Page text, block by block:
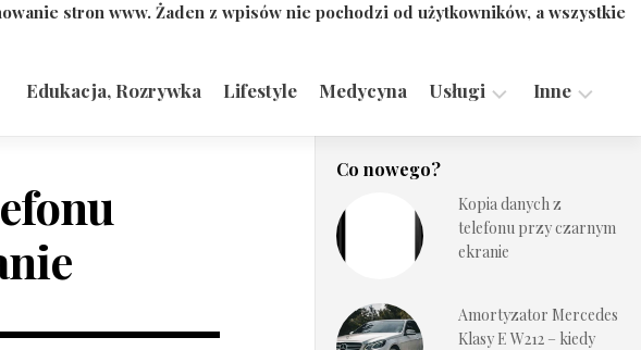
stron www. Żaden z wpisów nie pochodzi od użytkowników, a wszystkie
Edukacja, Rozrywka Lifestyle Medycyna Usługi
Technologie
Inne
Co nowego?
Kopia danych z
telefonu przy czarnym
ekranie
Amortyzator Mercedes
Klasy E W212 – kiedy